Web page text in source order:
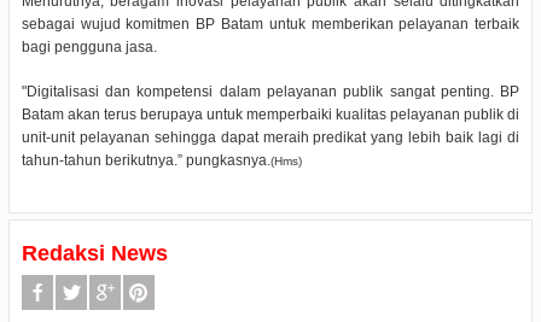
sebagai wujud komitmen BP Batam untuk memberikan pelayanan terbaik
bagi pengguna jasa.
"Digitalisasi dan kompetensi dalam pelayanan publik sangat penting. BP
Batam akan terus berupaya untuk memperbaiki kualitas pelayanan publik di
unit-unit pelayanan sehingga dapat meraih predikat yang lebih baik lagi di
tahun-tahun berikutnya.” pungkasnya. (Hms)
Redaksi News